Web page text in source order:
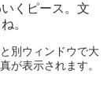
くピース。文
。
別ウィンドウで大
が表示されます。